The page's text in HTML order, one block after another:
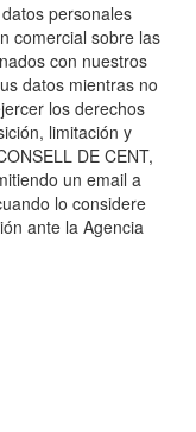
personales
comercial sobre las
con nuestros
datos mientras no
los derechos
limitación y
DE CENT,
un email a
lo considere
ante la Agencia